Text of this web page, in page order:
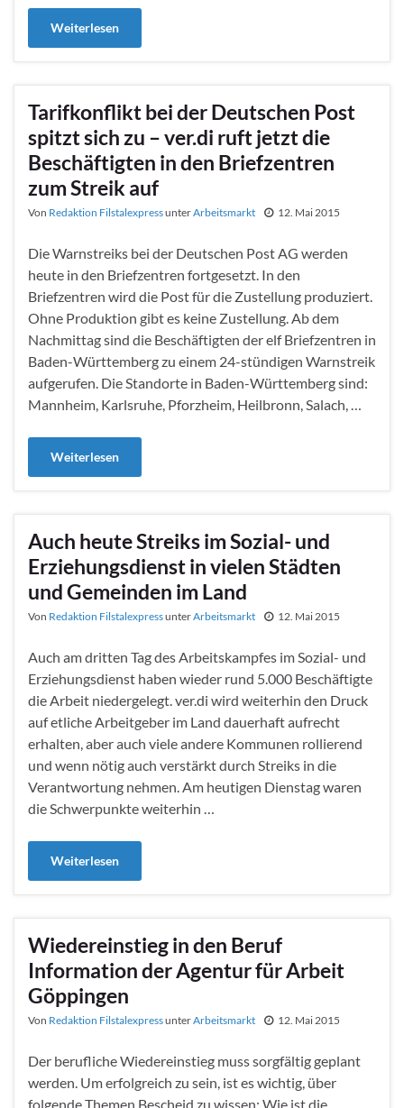
Weiterlesen
Tarifkonflikt bei der Deutschen Post
spitzt sich zu – ver.di ruft jetzt die
Beschäftigten in den Briefzentren
zum Streik auf
Von Redaktion FilstalexpressunterArbeitsmarkt 12. Mai 2015
Die Warnstreiks bei der Deutschen Post AG werden
heute in den Briefzentren fortgesetzt. In den
Briefzentren wird die Post für die Zustellung produziert.
Ohne Produktion gibt es keine Zustellung. Ab dem
Nachmittag sind die Beschäftigten der elf Briefzentren in
Baden-Württemberg zu einem 24-stündigen Warnstreik
aufgerufen. Die Standorte in Baden-Württemberg sind:
Mannheim, Karlsruhe, Pforzheim, Heilbronn, Salach, …
Weiterlesen
Auch heute Streiks im Sozial- und
Erziehungsdienst in vielen Städten
und Gemeinden im Land
Von Redaktion FilstalexpressunterArbeitsmarkt 12. Mai 2015
Auch am dritten Tag des Arbeitskampfes im Sozial- und
Erziehungsdienst haben wieder rund 5.000 Beschäftigte
die Arbeit niedergelegt. ver.di wird weiterhin den Druck
auf etliche Arbeitgeber im Land dauerhaft aufrecht
erhalten, aber auch viele andere Kommunen rollierend
und wenn nötig auch verstärkt durch Streiks in die
Verantwortung nehmen. Am heutigen Dienstag waren
die Schwerpunkte weiterhin …
Weiterlesen
Wiedereinstieg in den Beruf
Information der Agentur für Arbeit
Göppingen
Von Redaktion FilstalexpressunterArbeitsmarkt 12. Mai 2015
Der berufliche Wiedereinstieg muss sorgfältig geplant
werden. Um erfolgreich zu sein, ist es wichtig, über
folgende Themen Bescheid zu wissen: Wie ist die